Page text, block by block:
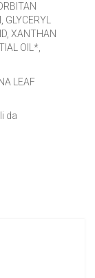
XANTHAN
OIL*,
LEAF
da